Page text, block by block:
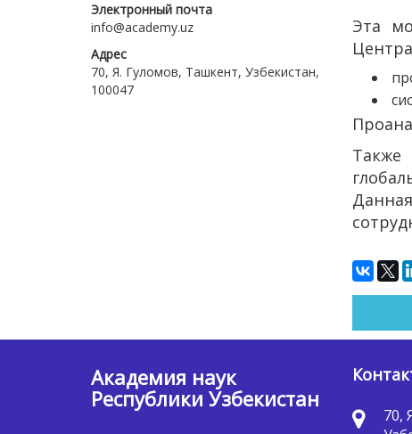
Электронный почта
info@academy.uz
Адрес
70, Я. Гуломов, Ташкент, Узбекистан,
100047
Эта
Также
Академия наук
Республики Узбекистан
70,